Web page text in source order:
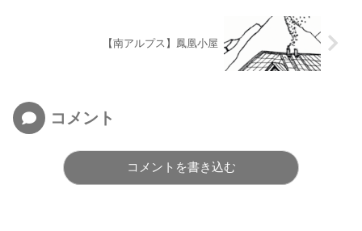
【南アルプス】鳳凰小屋
コメント
コメントを書き込む